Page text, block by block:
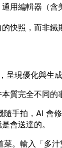
通用編輯器（含
快照，而
呈現優化與生
質完全不同的
手拍，AI 會
會送達的。
。輸入「多